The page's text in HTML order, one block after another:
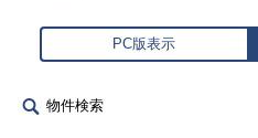
PC版表示
物件検索